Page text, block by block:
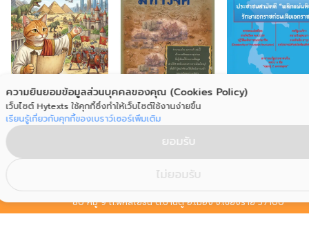
ความยินยอมข้อมูลส่วนบุคคลของคุณ (Cookies Policy)
เว็บไซต์ Hytexts ใช้คุกกี้ซึ่งทำให้เว็บไซต์ใช้งานง่ายขึ้น
เรียนรู้เกี่ยวกับคุกกี้ของเบราว์เซอร์เพิ่มเติม
ไม่ยอมรับ
ยอมรับ
แมวเล่า : ประวัติศาสตร์
โลก 1,000,000 ปี
ไอ้ส้ม
ตำนานมะโรงมหาวงศ์
ประทุม ชุ่มเพ็งพันธุ์
สถานการณ์ไทยวิกฤต
Address
80 หมู่ 9 ถ.พหลโยธิน ต.บ้านดู่ อ.เมือง จ.เชียงราย 57100